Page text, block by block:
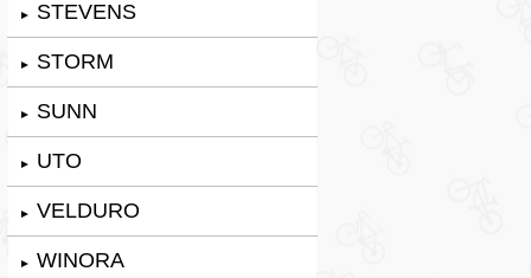
► STEVENS
► STORM
► SUNN
► UTO
► VELDURO
► WINORA